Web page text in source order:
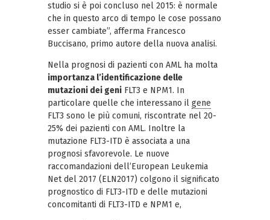
studio si è poi concluso nel 2015: è normale
che in questo arco di tempo le cose possano
esser cambiate”, afferma Francesco
Buccisano, primo autore della nuova analisi.
Nella prognosi di pazienti con AML ha molta
importanza l’identificazione delle
mutazioni dei geni FLT3 e NPM1. In
particolare quelle che interessano il gene
FLT3 sono le più comuni, riscontrate nel 20-
25% dei pazienti con AML. Inoltre la
mutazione FLT3-ITD è associata a una
prognosi sfavorevole. Le nuove
raccomandazioni dell’European Leukemia
Net del 2017 (ELN2017) colgono il significato
prognostico di FLT3-ITD e delle mutazioni
concomitanti di FLT3-ITD e NPM1 e,